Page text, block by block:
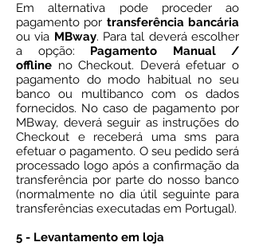
Em alternativa pode proceder ao
pagamento por transferência bancária
ou via MBway. Para tal deverá escolher
a opção: Pagamento Manual /
offline no Checkout. Deverá efetuar o
pagamento do modo habitual no seu
banco ou multibanco com os dados
fornecidos. No caso de pagamento por
MBway, deverá seguir as instruções do
Checkout e receberá uma sms para
efetuar o pagamento. O seu pedido será
processado logo após a confirmação da
transferência por parte do nosso banco
(normalmente no dia útil seguinte para
transferências executadas em Portugal).
​5 - Levantamento em loja